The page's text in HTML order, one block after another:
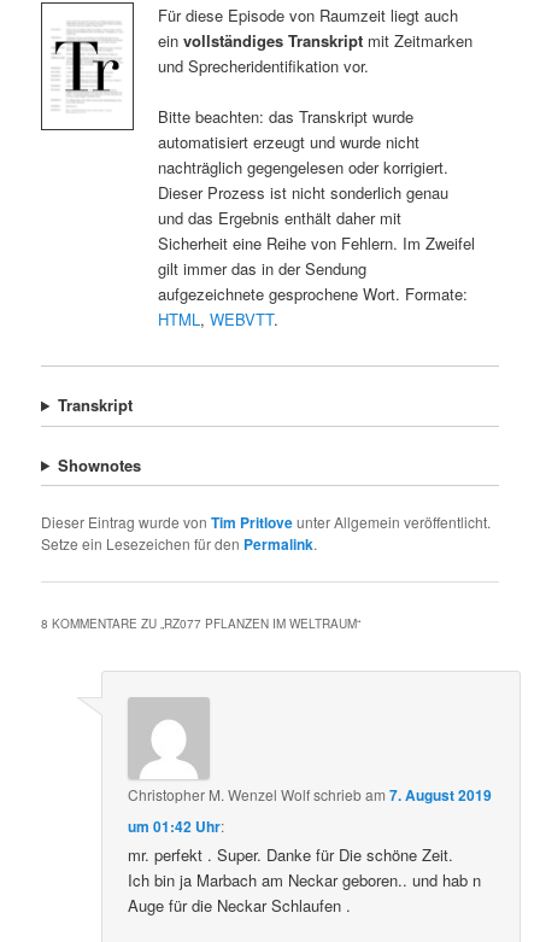
Für diese Episode von Raumzeit liegt auch
ein vollständiges Transkriptmit Zeitmarken
und Sprecheridentifikation vor.
Bitte beachten: das Transkript wurde
automatisiert erzeugt und wurde nicht
nachträglich gegengelesen oder korrigiert.
Dieser Prozess ist nicht sonderlich genau
und das Ergebnis enthält daher mit
Sicherheit eine Reihe von Fehlern. Im Zweifel
gilt immer das in der Sendung
aufgezeichnete gesprochene Wort. Formate:
HTML, WEBVTT.
Transkript
Shownotes
Dieser Eintrag wurde vonTim Pritloveunter Allgemein veröffentlicht.
Setze ein Lesezeichen für den Permalink.
8 KOMMENTARE ZU „ RZ077 PFLANZEN IM WELTRAUM“
Christopher M. Wenzel Wolfschriebam7. August 2019
um 01:42 Uhr:
mr. perfekt . Super. Danke für Die schöne Zeit.
Ich bin ja Marbach am Neckar geboren.. und hab n
Auge für die Neckar Schlaufen .